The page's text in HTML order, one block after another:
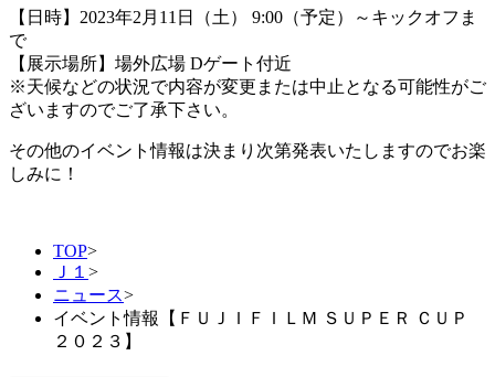
【日時】2023年2月11日（土） 9:00（予定）～キックオフま
で
【展示場所】場外広場 Dゲート付近
※天候などの状況で内容が変更または中止となる可能性がご
ざいますのでご了承下さい。
その他のイベント情報は決まり次第発表いたしますのでお楽
しみに！
TOP>
Ｊ１ >
ニュース>
イベント情報【ＦＵＪＩＦＩＬＭ ＳＵＰＥＲ ＣＵＰ
２０２３】